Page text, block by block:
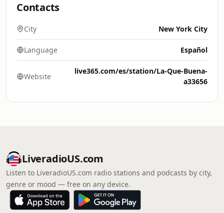
Contacts
City New York City
Language Español
Website
live365.com/es/station/La-Que-Buena-
a33656
LiveradioUS.com
Listen to LiveradioUS.com radio stations and podcasts by city,
genre or mood — free on any device.